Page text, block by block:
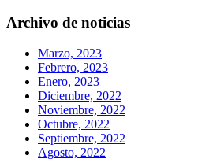
Archivo de noticias
Marzo, 2023
Febrero, 2023
Enero, 2023
Diciembre, 2022
Noviembre, 2022
Octubre, 2022
Septiembre, 2022
Agosto, 2022